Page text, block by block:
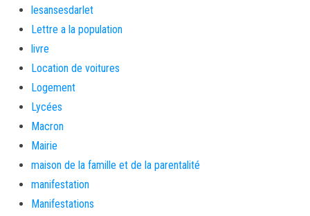
lesansesdarlet
Lettre a la population
livre
Location de voitures
Logement
Lycées
Macron
Mairie
maison de la famille et de la parentalité
manifestation
Manifestations